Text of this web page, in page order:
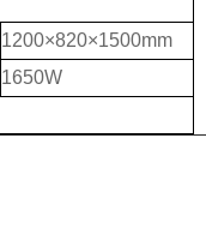
1200×820×1500mm
1650W